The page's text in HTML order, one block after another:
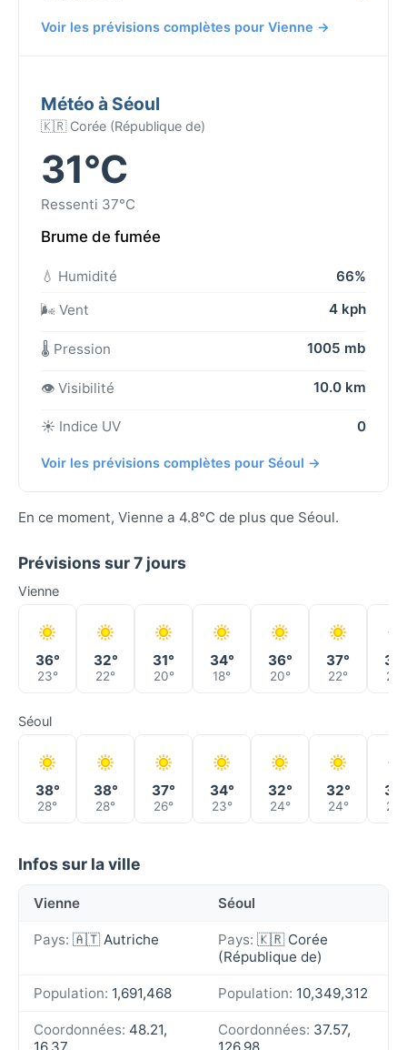
Voir les prévisions complètes pour Vienne →
Météo à Séoul
🇰🇷 Corée (République de)
31°C
Ressenti 37°C
Brume de fumée
💧 Humidité
66%
🌬️ Vent
4 kph
🌡️ Pression 1005 mb
👁️ Visibilité 10.0 km
☀️ Indice UV 0
Voir les prévisions complètes pour Séoul →
En ce moment, Vienne a 4.8°C de plus que Séoul.
Prévisions sur 7 jours
Vienne
36°
23°
32°
22°
31°
20°
34°
18°
36°
20°
37°
22°
37°
22°
Séoul
38°
28°
38°
28°
37°
26°
34°
23°
32°
24°
32°
24° 22°
Infos sur la ville
Vienne Séoul
Pays: 🇦🇹 Autriche Pays: 🇰🇷 Corée
(République de)
Population: 1,691,468 Population: 10,349,312
Coordonnées: 48.21,
Coordonnées: 37.57,